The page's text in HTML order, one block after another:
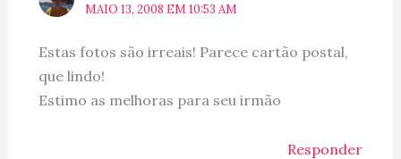
MAIO 13, 2008 EM 10:53 AM
Estas fotos são irreais! Parece cartão postal,
que lindo!
Estimo as melhoras para seu irmão
Responder